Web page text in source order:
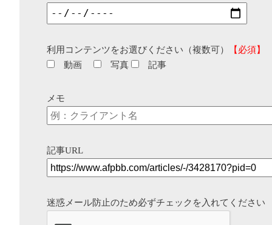
利用コンテンツをお選びください（複数可）
【必須】
動画
写真 記事
メモ
記事URL
迷惑メール防止のため必ずチェックを入れてください